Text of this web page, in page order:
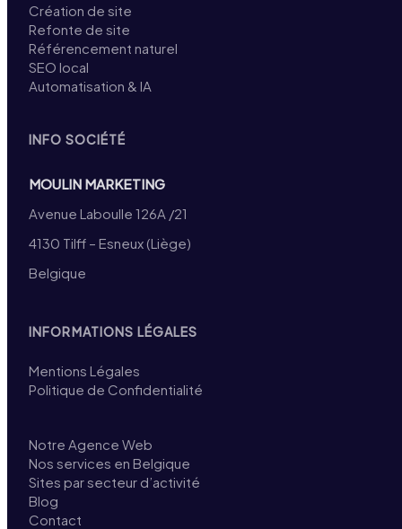
Création de site
Refonte de site
Référencement naturel
SEO local
Automatisation & IA
INFO SOCIÉTÉ
MOULIN MARKETING
Avenue Laboulle 126A /21
4130 Tilff – Esneux (Liège)
Belgique
INFORMATIONS LÉGALES
Mentions Légales
Politique de Confidentialité
Notre Agence Web
Nos services en Belgique
Sites par secteur d’activité
Blog
Contact